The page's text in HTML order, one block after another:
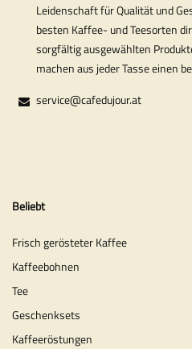
Leidenschaft für Qualität und
besten Kaffee- und Teesorten
sorgfältig ausgewählten
machen aus jeder Tasse einen
service@cafedujour.at
Beliebt
Frisch gerösteter Kaffee
Kaffeebohnen
Tee
Geschenksets
Kaffeeröstungen